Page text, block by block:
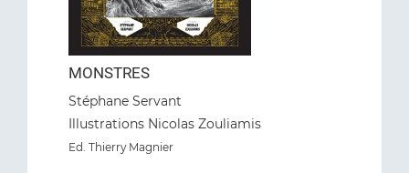
MONSTRES
Stéphane Servant
Illustrations Nicolas Zouliamis
Ed. Thierry Magnier